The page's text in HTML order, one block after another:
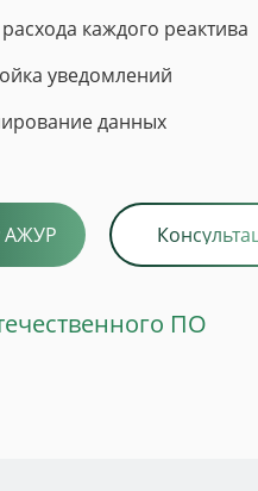
каждого реактива
уведомлений
данных
АЖУР
ПО